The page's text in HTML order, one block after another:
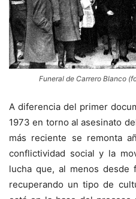
Funeral de Carrero Blanco
A diferencia del primer
1973 en torno al asesinato
más reciente se remonta
conflictividad social y la
lucha que, al menos desde
recuperando un tipo de